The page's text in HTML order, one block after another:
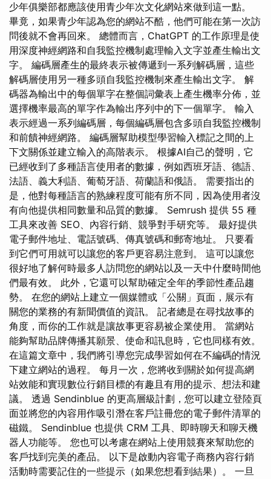
少年俱樂部都應該使用青少年次文化網站來做到這一點。
畢竟，如果青少年認為您的網站不酷，他們可能在第一次訪
問後就不會再回來。 總體而言，ChatGPT 的工作原理是使
用深度神經網路和自我監控機制處理輸入文字並產生輸出文
字。 編碼層產生的最終表示被傳遞到一系列解碼層，這些
解碼層使用另一種多頭自我監控機制來產生輸出文字。 解
碼器為輸出中的每個單字在整個詞彙表上產生機率分佈，並
選擇機率最高的單字作為輸出序列中的下一個單字。 輸入
表示經過一系列編碼層，每個編碼層包含多頭自我監控機制
和前饋神經網路。 編碼層幫助模型學習輸入標記之間的上
下文關係並建立輸入的高階表示。 根據AI自己的聲明，它
已經收到了多種語言使用者的數據，例如西班牙語、德語、
法語、義大利語、葡萄牙語、荷蘭語和俄語。 需要指出的
是，他對每種語言的熟練程度可能有所不同，因為使用者沒
有向他提供相同數量和品質的數據。 Semrush 提供 55 種
工具來改善 SEO、內容行銷、競爭對手研究等。 最好提供
電子郵件地址、電話號碼、傳真號碼和郵寄地址。 只要看
到它們可用就可以讓您的客戶更容易注意到。 這可以讓您
很好地了解何時最多人訪問您的網站以及一天中什麼時間他
們最有效。 此外，它還可以幫助確定全年的季節性產品趨
勢。 在您的網站上建立一個媒體或「公關」頁面，展示有
關您的業務的有新聞價值的資訊。 記者總是在尋找故事的
角度，而你的工作就是讓故事更容易被企業使用。 當網站
能夠幫助品牌傳播其願景、使命和訊息時，它也同樣有效。
在這篇文章中，我們將引導您完成學習如何在不編碼的情況
下建立網站的過程。 每月一次，您將收到關於如何提高網
站效能和實現數位行銷目標的有趣且有用的提示、想法和建
議。 透過 Sendinblue 的更高層級計劃，您可以建立登陸頁
面並將您的內容用作吸引潛在客戶註冊您的電子郵件清單的
磁鐵。 Sendinblue 也提供 CRM 工具、即時聊天和聊天機
器人功能等。 您也可以考慮在網站上使用競賽來幫助您的
客戶找到完美的產品。 以下是啟動內容電子商務內容行銷
活動時需要記住的一些提示（如果您想看到結果）。 一旦